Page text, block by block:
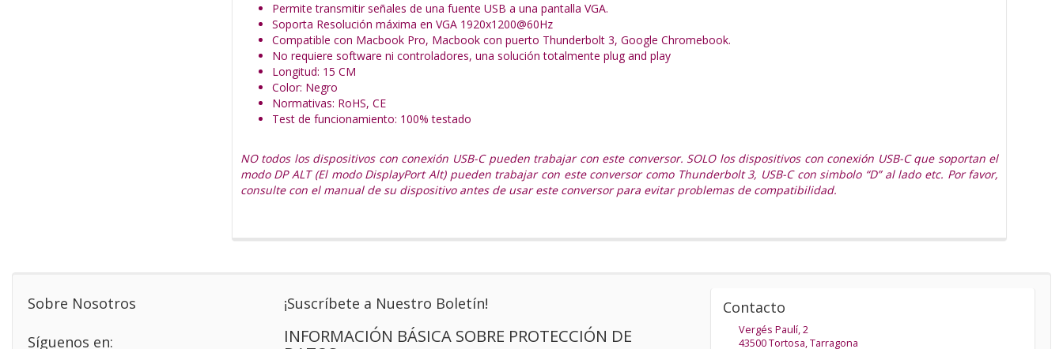
Permite transmitir señales de una fuente USB a una pantalla VGA.
Soporta Resolución máxima en VGA 1920x1200@60Hz
Compatible con Macbook Pro, Macbook con puerto Thunderbolt 3, Google Chromebook.
No requiere software ni controladores, una solución totalmente plug and play
Longitud: 15 CM
Color: Negro
Normativas: RoHS, CE
Test de funcionamiento: 100% testado
NO todos los dispositivos con conexión USB-C pueden trabajar con este conversor. SOLO los dispositivos con conexión USB-C que soportan el
modo DP ALT (El modo DisplayPort Alt) pueden trabajar con este conversor como Thunderbolt 3, USB-C con simbolo “D” al lado etc. Por favor,
consulte con el manual de su dispositivo antes de usar este conversor para evitar problemas de compatibilidad.
Sobre Nosotros
Síguenos en:
¡Suscríbete a Nuestro Boletín!
INFORMACIÓN BÁSICA SOBRE PROTECCIÓN DE
Contacto
Vergés Paulí, 2
43500Tortosa,Tarragona